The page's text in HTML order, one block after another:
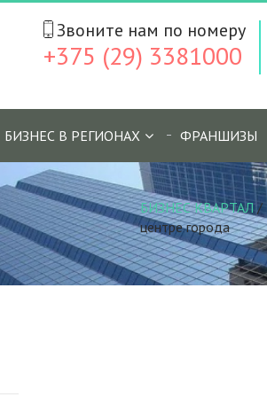
Звоните нам по номеру
+375 (29) 3381000
БИЗНЕС В РЕГИОНАХ ФРАНШИЗЫ
БИЗНЕС КВАРТАЛ /
центре города